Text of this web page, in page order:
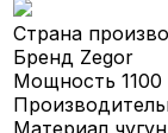
Страна
Бренд Zegor
Мощность
Материал чугун